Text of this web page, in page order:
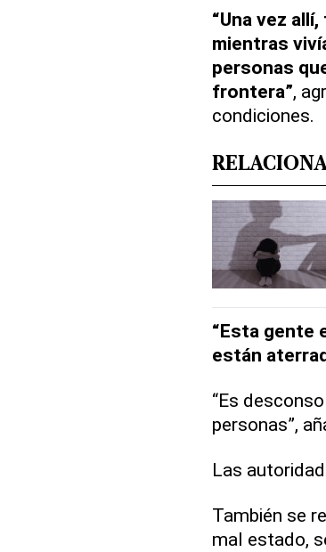
“Una vez
mientras
personas
frontera”,
condiciones.
“Esta gente
están
“Es
personas”,
Las
También se
mal estado,